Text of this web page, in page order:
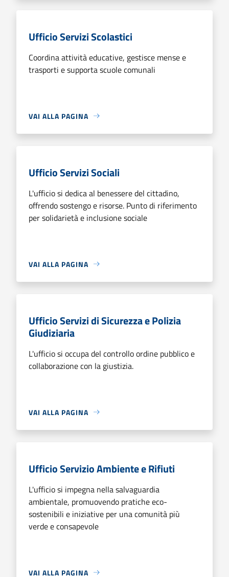
Ufficio Servizi Scolastici
Coordina attività educative, gestisce mense e
trasporti e supporta scuole comunali
VAI ALLA PAGINA
Ufficio Servizi Sociali
L'ufficio si dedica al benessere del cittadino,
offrendo sostengo e risorse. Punto di riferimento
per solidarietà e inclusione sociale
VAI ALLA PAGINA
Ufficio Servizi di Sicurezza e Polizia
Giudiziaria
L'ufficio si occupa del controllo ordine pubblico e
collaborazione con la giustizia.
VAI ALLA PAGINA
Ufficio Servizio Ambiente e Rifiuti
L'ufficio si impegna nella salvaguardia
ambientale, promuovendo pratiche eco-
sostenibili e iniziative per una comunità più
verde e consapevole
VAI ALLA PAGINA